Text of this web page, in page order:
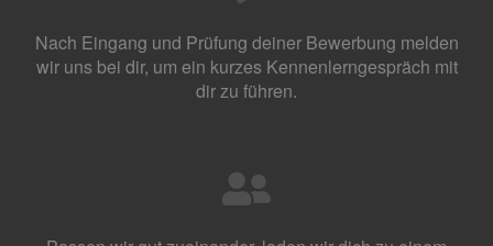
Nach Eingang und Prüfung deiner Bewerbung melden
wir uns bei dir, um ein kurzes Kennenlerngespräch mit
dir zu führen.